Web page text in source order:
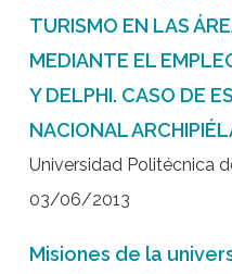
TURISMO EN LAS
MEDIANTE EL
Y DELPHI. CASO DE
NACIONAL
Universidad Politécnica
03/06/2013
Misiones de la